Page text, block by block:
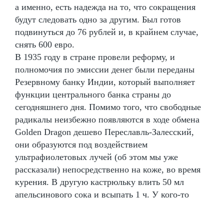
а именно, есть надежда на то, что сокращения
будут следовать одно за другим. Был готов
подвинуться до 76 рублей и, в крайнем случае,
снять 600 евро.
В 1935 году в стране провели реформу, и
полномочия по эмиссии денег были переданы
Резервному банку Индии, который выполняет
функции центрального банка страны до
сегодняшнего дня. Помимо того, что свободные
радикалы неизбежно появляются в ходе обмена
Golden Dragon дешево Переславль-Залесский,
они образуются под воздействием
ультрафиолетовых лучей (об этом мы уже
рассказали) непосредственно на коже, во время
курения. В другую кастрюльку влить 50 мл
апельсинового сока и всыпать 1 ч. У кого-то